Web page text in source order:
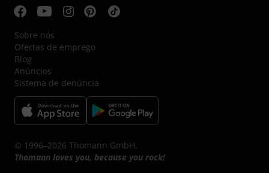
Sobre nós
Ofertas de emprego
Blog
Anúncios
Sistema de denúncia
© 1996–2026 Thomann GmbH.
Thomann loves you, because you rock!